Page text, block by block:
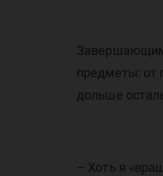
Завершающим
предметы: от
дольше
– Хоть я